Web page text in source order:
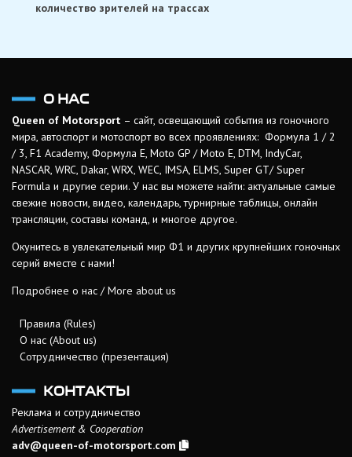
количество зрителей на трассах
О НАС
Queen of Motorsport – сайт, освещающий события из гоночного
мира, автоспорт и мотоспорт во всех проявлениях: Формула 1 / 2
/ 3, F1 Academy, Формула Е, Moto GP / Moto E, DTM, IndyCar,
NASCAR, WRC, Dakar, WRX, WEC, IMSA, ELMS, Super GT/ Super
Formula и другие серии. У нас вы можете найти: актуальные самые
свежие новости, видео, календарь, турнирные таблицы, онлайн
трансляции, составы команд, и многое другое.
Окунитесь в увлекательный мир Ф1 и других крупнейших гоночных
серий вместе с нами!
Подробнее о нас / More about us
Правила (Rules)
О нас (About us)
Сотрудничество (презентация)
КОНТАКТЫ
Реклама и сотрудничество
Advertisement & Cooperation
adv@queen-of-motorsport.com